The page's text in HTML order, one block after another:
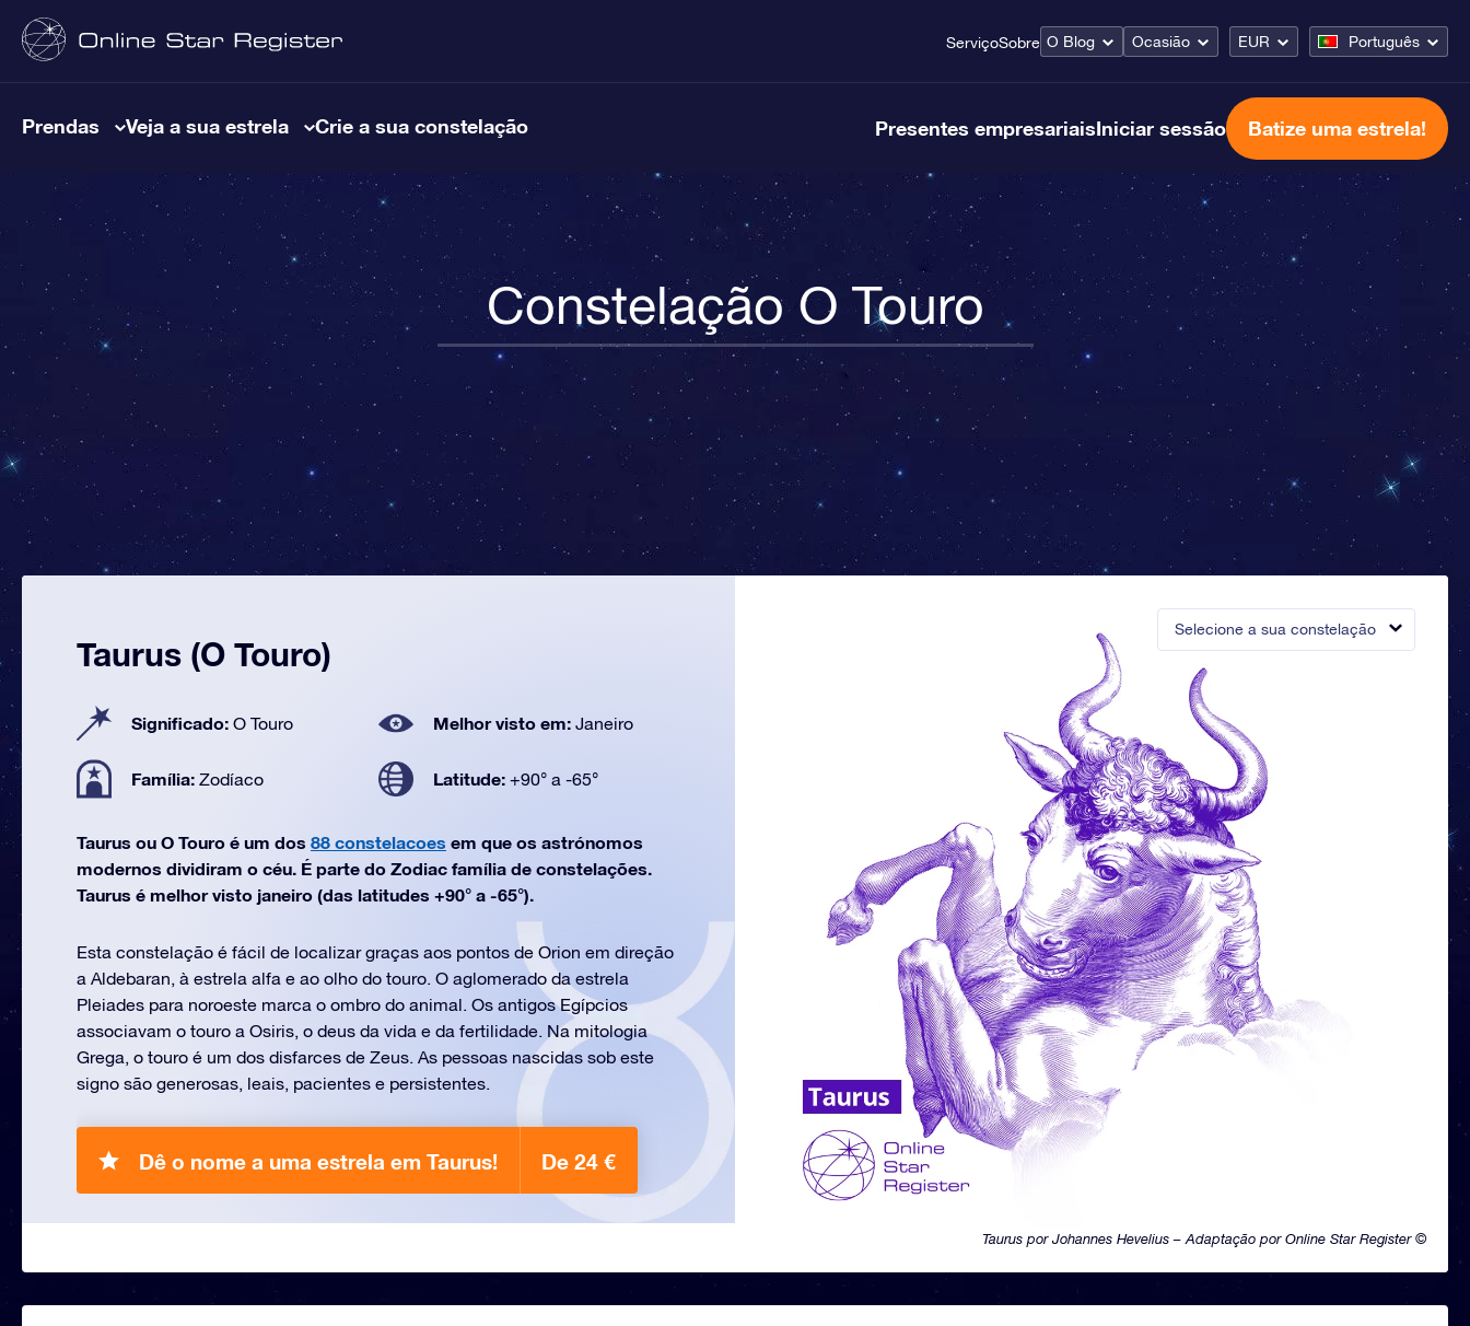
ServiçoSobre O Blog Ocasião EUR Português
Prendas Veja a sua estrela Crie a sua constelação Presentes empresariaisIniciar sessão Batize uma estrela!
Constelação O Touro
Selecione a sua constelação
Taurus por Johannes Hevelius – Adaptação por Online Star Register ©
Taurus (O Touro)
Significado: O Touro Melhor visto em: Janeiro
Família: Zodíaco Latitude: +90° a -65°
Taurus ou O Touro é um dos 88 constelacoes em que os astrónomos
modernos dividiram o céu. É parte do Zodiac família de constelações.
Taurus é melhor visto janeiro (das latitudes +90° a -65°).
Esta constelação é fácil de localizar graças aos pontos de Orion em direção
a Aldebaran, à estrela alfa e ao olho do touro. O aglomerado da estrela
Pleiades para noroeste marca o ombro do animal. Os antigos Egípcios
associavam o touro a Osiris, o deus da vida e da fertilidade. Na mitologia
Grega, o touro é um dos disfarces de Zeus. As pessoas nascidas sob este
signo são generosas, leais, pacientes e persistentes.
Dê o nome a uma estrela em Taurus! De 24 €